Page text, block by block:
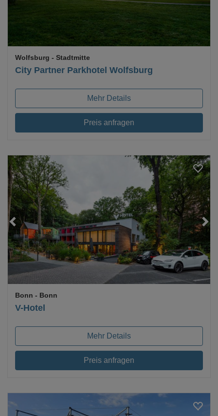
City Partner Parkhotel Wolfsburg
Wolfsburg - Stadtmitte
Mehr Details
Preis anfragen
Loading...
V-Hotel
Bonn - Bonn
Mehr Details
Preis anfragen